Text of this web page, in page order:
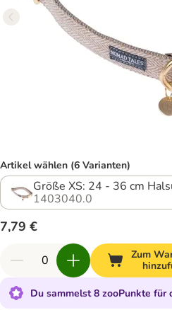
Artikel wählen (6 Varianten)
Größe XS: 24 - 36 cm
1403040.0
7,79 €
Zum
Du sammelst 8 zooPunkte für